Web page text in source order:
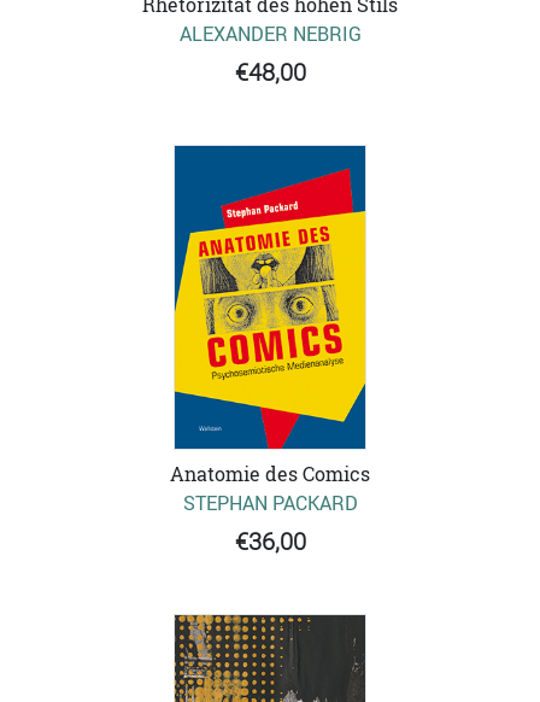
Rhetorizität des hohen Stils
ALEXANDER NEBRIG
€48,00
Anatomie des Comics
STEPHAN PACKARD
€36,00